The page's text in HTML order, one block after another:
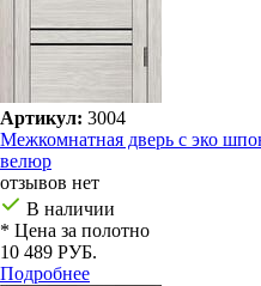
Артикул: 3004
Межкомнатная дверь с эко
велюр
отзывов нет
В наличии
* Цена за полотно
10 489 РУБ.
Подробнее